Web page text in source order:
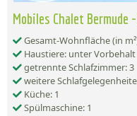
Mobiles Chalet Bermude
Gesamt-Wohnfläche (in
Haustiere: unter
getrennte Schlafzimmer: 3
weitere
Küche: 1
Spülmaschine: 1